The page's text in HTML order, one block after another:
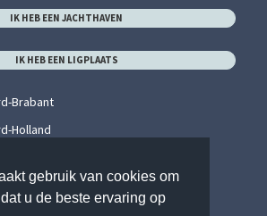
gebruik van cookies om
u de beste ervaring op
IK HEB EEN JACHTHAVEN
IK HEB EEN LIGPLAATS
Brabant
Holland